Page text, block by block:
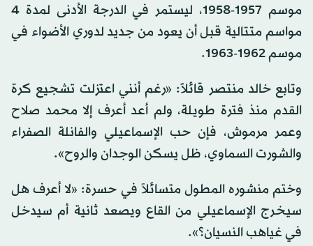
موسم 1957-1958، ليستمر في الدرجة الأدنى لمدة 4
مواسم متتالية قبل أن يعود من جديد لدوري الأضواء في
موسم 1962-1963.
وتابع خالد منتصر قائلاً: «رغم أنني اعتزلت تشجيع كرة
القدم منذ فترة طويلة، ولم أعد أعرف إلا محمد صلاح
وعمر مرموش، فإن حب الإسماعيلي والفانلة الصفراء
والشورت السماوي، ظل يسكن الوجدان والروح».
وختم منشوره المطول متسائلاً في حسرة: «لا أعرف هل
سيخرج الإسماعيلي من القاع ويصعد ثانية أم سيدخل
في غياهب النسيان؟».